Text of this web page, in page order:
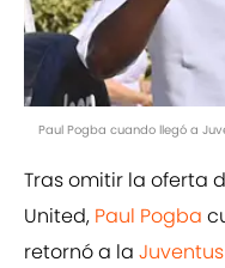
Paul Pogba cuando llegó a
Tras omitir la oferta
United, Paul Pogba
retornó a la Juventus